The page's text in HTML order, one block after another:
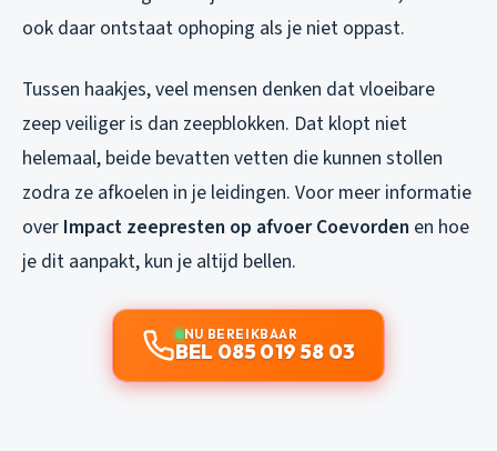
ook daar ontstaat ophoping als je niet oppast.
Tussen haakjes, veel mensen denken dat vloeibare
zeep veiliger is dan zeepblokken. Dat klopt niet
helemaal, beide bevatten vetten die kunnen stollen
zodra ze afkoelen in je leidingen. Voor meer informatie
over Impact zeepresten op afvoer Coevorden en hoe
je dit aanpakt, kun je altijd bellen.
NU BEREIKBAAR
BEL 085 019 58 03